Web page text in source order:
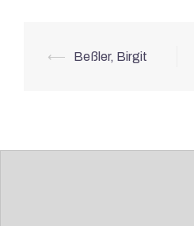
Beitrags-
⟵ Beßler, Birgit